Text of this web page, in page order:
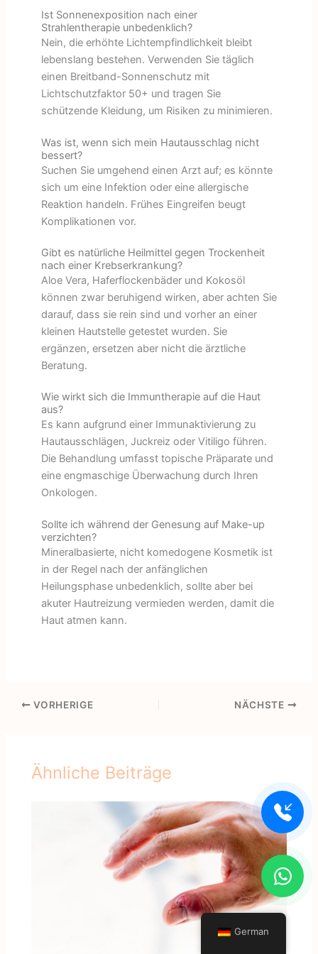
Ist Sonnenexposition nach einer
Strahlentherapie unbedenklich?
Nein, die erhöhte Lichtempfindlichkeit bleibt
lebenslang bestehen. Verwenden Sie täglich
einen Breitband-Sonnenschutz mit
Lichtschutzfaktor 50+ und tragen Sie
schützende Kleidung, um Risiken zu minimieren.
Was ist, wenn sich mein Hautausschlag nicht
bessert?
Suchen Sie umgehend einen Arzt auf; es könnte
sich um eine Infektion oder eine allergische
Reaktion handeln. Frühes Eingreifen beugt
Komplikationen vor.
Gibt es natürliche Heilmittel gegen Trockenheit
nach einer Krebserkrankung?
Aloe Vera, Haferflockenbäder und Kokosöl
können zwar beruhigend wirken, aber achten Sie
darauf, dass sie rein sind und vorher an einer
kleinen Hautstelle getestet wurden. Sie
ergänzen, ersetzen aber nicht die ärztliche
Beratung.
Wie wirkt sich die Immuntherapie auf die Haut
aus?
Es kann aufgrund einer Immunaktivierung zu
Hautausschlägen, Juckreiz oder Vitiligo führen.
Die Behandlung umfasst topische Präparate und
eine engmaschige Überwachung durch Ihren
Onkologen.
Sollte ich während der Genesung auf Make-up
verzichten?
Mineralbasierte, nicht komedogene Kosmetik ist
in der Regel nach der anfänglichen
Heilungsphase unbedenklich, sollte aber bei
akuter Hautreizung vermieden werden, damit die
Haut atmen kann.
VORHERIGE NÄCHSTE
Ähnliche Beiträge
German